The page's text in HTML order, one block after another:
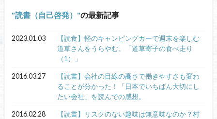
読書（自己啓発） の最新記事
2023.01.03
【読食】軽のキャンピングカーで週末を楽しむ
道草さんをうらやむ。「道草寄子の食べ走り
（1）」
2016.03.27
【読書】会社の目線の高さで働きやすさも変わ
ることが分かった！「日本でいちばん大切にし
たい会社」を読んでの感想。
2016.02.28
【読書】リスクのない趣味は無意味なのか？村